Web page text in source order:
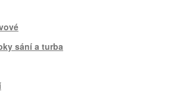
sání a turba